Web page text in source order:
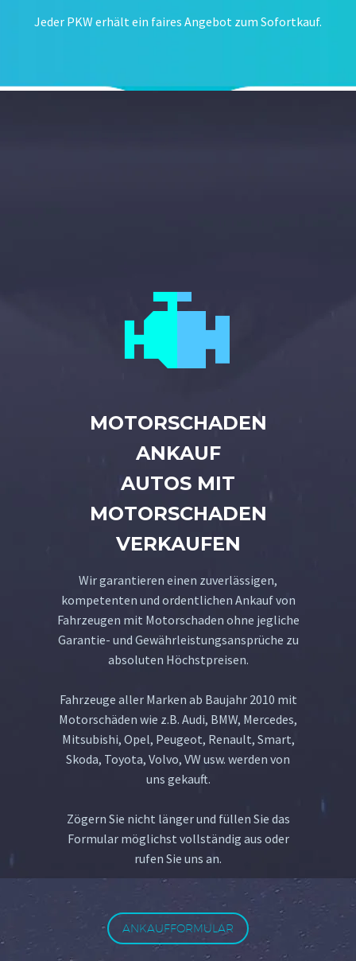
Jeder PKW erhält ein faires Angebot zum Sofortkauf.


MOTORSCHADEN
ANKAUF
AUTOS MIT
MOTORSCHADEN
VERKAUFEN
Wir garantieren einen zuverlässigen,
kompetenten und ordentlichen Ankauf von
Fahrzeugen mit Motorschaden ohne jegliche
Garantie- und Gewährleistungsansprüche zu
absoluten Höchstpreisen.
Fahrzeuge aller Marken ab Baujahr 2010 mit
Motorschäden wie z.B. Audi, BMW, Mercedes,
Mitsubishi, Opel, Peugeot, Renault, Smart,
Skoda, Toyota, Volvo, VW usw. werden von
uns gekauft.
Zögern Sie nicht länger und füllen Sie das
Formular möglichst vollständig aus oder
rufen Sie uns an.
ANKAUFFORMULAR